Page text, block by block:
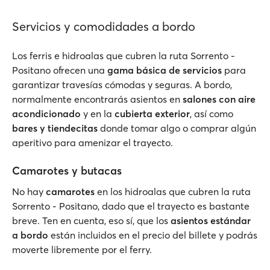
Servicios y comodidades a bordo
Los ferris e hidroalas que cubren la ruta Sorrento -
Positano ofrecen una gama básica de servicios para
garantizar travesías cómodas y seguras. A bordo,
normalmente encontrarás asientos en salones con aire
acondicionado y en la cubierta exterior, así como
bares y tiendecitas donde tomar algo o comprar algún
aperitivo para amenizar el trayecto.
Camarotes y butacas
No hay camarotes en los hidroalas que cubren la ruta
Sorrento - Positano, dado que el trayecto es bastante
breve. Ten en cuenta, eso sí, que los asientos estándar
a bordo están incluidos en el precio del billete y podrás
moverte libremente por el ferry.